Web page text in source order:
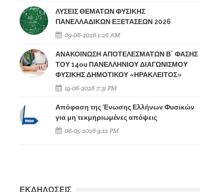
ΛΥΣΕΙΣ ΘΕΜΑΤΩΝ ΦΥΣΙΚΗΣ
ΠΑΝΕΛΛΑΔΙΚΩΝ ΕΞΕΤΑΣΕΩΝ 2026
09-06-2026 1:26 AM
ΑΝΑΚΟΙΝΩΣΗ ΑΠΟΤΕΛΕΣΜΑΤΩΝ Β΄ ΦΑΣΗΣ
ΤΟΥ 14ου ΠΑΝΕΛΛΗΝΙΟΥ ΔΙΑΓΩΝΙΣΜΟΥ
ΦΥΣΙΚΗΣ ΔΗΜΟΤΙΚΟΥ «ΗΡΑΚΛΕΙΤΟΣ»
19-06-2026 7:31 PM
Απόφαση της Ένωσης Ελλήνων Φυσικών
για μη τεκμηριωμένες απόψεις
06-05-2026 9:12 PM
ΕΚΔΗΛΩΣΕΙΣ